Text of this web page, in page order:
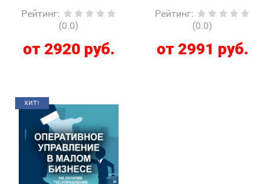
Рейтинг:
(0.0)
от 2920 руб.
Рейтинг:
(0.0)
от 2991 руб.
ХИТ!